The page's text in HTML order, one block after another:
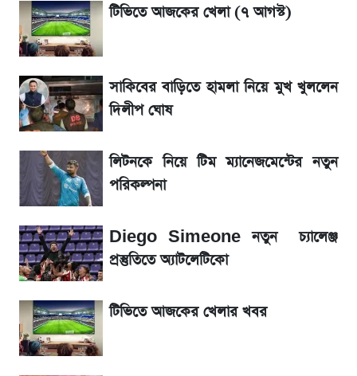
জেনে নিন আজকের সোনা ও রুপার সর্বশেষ দাম
আগামীকালই স্পষ্ট হবে এসএসসি ফল প্রকাশের
তারিখ
তাপমাত্রা নিয়ে নতুন পূর্বাভাস দিল আবহাওয়া অফিস
৬ আগস্ট দেশের বাজারে স্বর্ণের দাম
রবির বড় সাফল্য! আয় কম বাড়লেও রেকর্ড মুনাফা ও
গ্রাহক বৃদ্ধি
শেয়ার বিজকে লিগ্যাল নোটিশ পাঠাল রবি, শুরু নতুন
বিতর্ক
টিভিতে আজকের খেলা (৭ আগস্ট)
সাকিবের বাড়িতে হামলা নিয়ে মুখ খুললেন
দিলীপ ঘোষ
লিটনকে নিয়ে টিম ম্যানেজমেন্টের নতুন
পরিকল্পনা
Diego Simeone নতুন চ্যালেঞ্জ
প্রস্তুতিতে অ্যাটলেটিকো
টিভিতে আজকের খেলার খবর